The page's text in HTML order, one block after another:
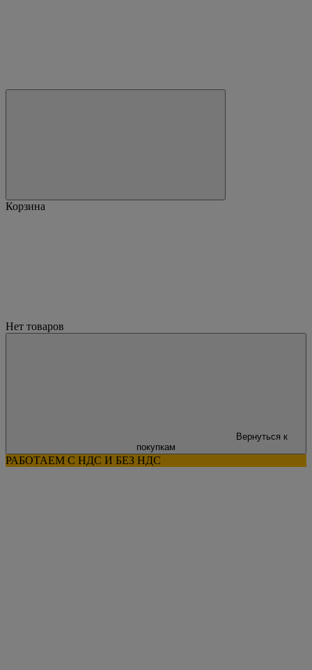
Корзина
Нет товаров
Вернуться к
покупкам
РАБОТАЕМ С НДС И БЕЗ НДС